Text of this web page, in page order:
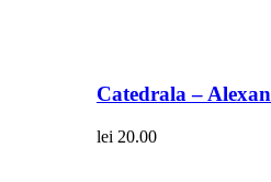
Catedrala –
lei 20.00